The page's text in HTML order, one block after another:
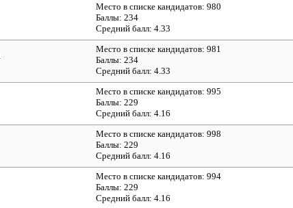
Место в списке кандидатов: 980
Баллы: 234
Средний балл: 4.33
Место в списке кандидатов: 981
Баллы: 234
Средний балл: 4.33
Место в списке кандидатов: 995
Баллы: 229
Средний балл: 4.16
Место в списке кандидатов: 998
Баллы: 229
Средний балл: 4.16
Место в списке кандидатов: 994
Баллы: 229
Средний балл: 4.16